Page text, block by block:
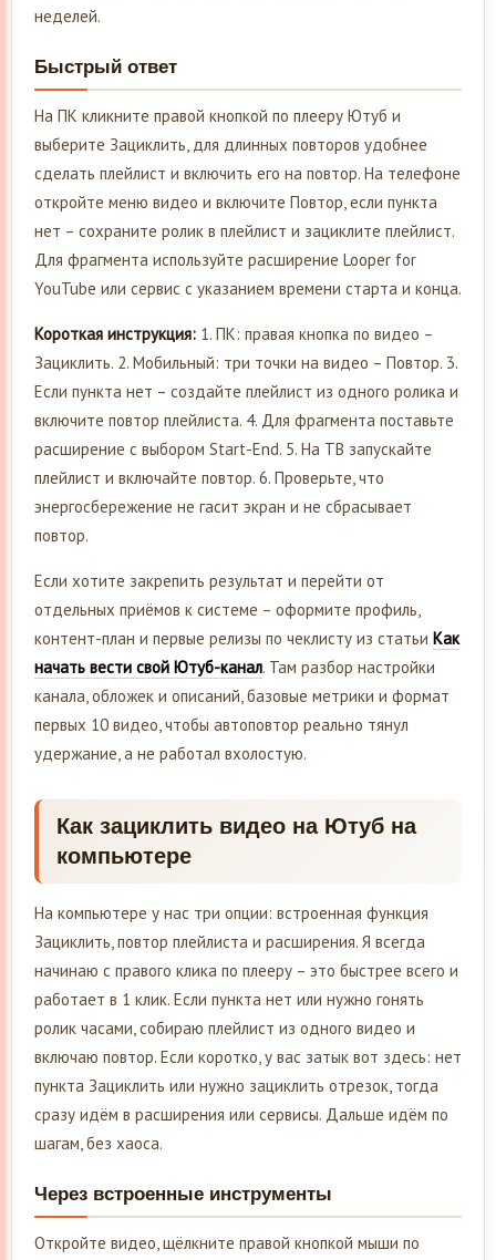
неделей.
Быстрый ответ
На ПК кликните правой кнопкой по плееру Ютуб и
выберите Зациклить, для длинных повторов удобнее
сделать плейлист и включить его на повтор. На телефоне
откройте меню видео и включите Повтор, если пункта
нет – сохраните ролик в плейлист и зациклите плейлист.
Для фрагмента используйте расширение Looper for
YouTube или сервис с указанием времени старта и конца.
Короткая инструкция: 1. ПК: правая кнопка по видео –
Зациклить. 2. Мобильный: три точки на видео – Повтор. 3.
Если пункта нет – создайте плейлист из одного ролика и
включите повтор плейлиста. 4. Для фрагмента поставьте
расширение с выбором Start-End. 5. На ТВ запускайте
плейлист и включайте повтор. 6. Проверьте, что
энергосбережение не гасит экран и не сбрасывает
повтор.
Если хотите закрепить результат и перейти от
отдельных приёмов к системе – оформите профиль,
контент-план и первые релизы по чеклисту из статьи Как
начать вести свой Ютуб-канал. Там разбор настройки
канала, обложек и описаний, базовые метрики и формат
первых 10 видео, чтобы автоповтор реально тянул
удержание, а не работал вхолостую.
Как зациклить видео на Ютуб на
компьютере
На компьютере у нас три опции: встроенная функция
Зациклить, повтор плейлиста и расширения. Я всегда
начинаю с правого клика по плееру – это быстрее всего и
работает в 1 клик. Если пункта нет или нужно гонять
ролик часами, собираю плейлист из одного видео и
включаю повтор. Если коротко, у вас затык вот здесь: нет
пункта Зациклить или нужно зациклить отрезок, тогда
сразу идём в расширения или сервисы. Дальше идём по
шагам, без хаоса.
Через встроенные инструменты
Откройте видео, щёлкните правой кнопкой мыши по